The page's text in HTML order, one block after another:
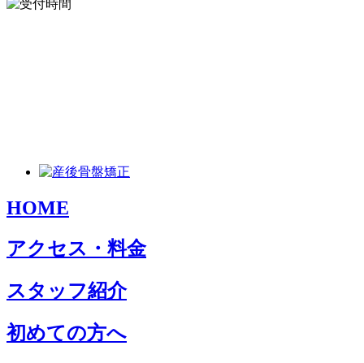
HOME
アクセス・料金
スタッフ紹介
初めての方へ